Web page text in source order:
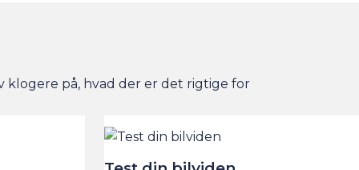
klogere på, hvad der er det rigtige for